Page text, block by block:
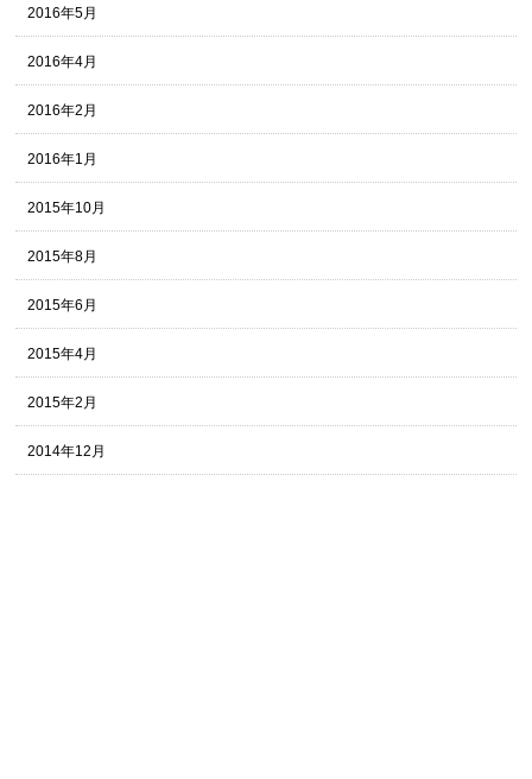
2016年5月
2016年4月
2016年2月
2016年1月
2015年10月
2015年8月
2015年6月
2015年4月
2015年2月
2014年12月